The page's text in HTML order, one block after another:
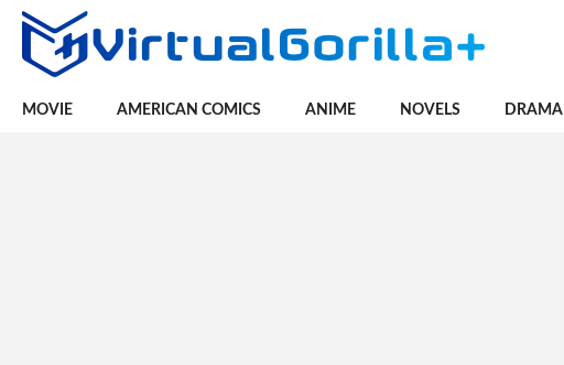
MOVIE AMERICAN COMICS ANIME NOVELS DRAMA